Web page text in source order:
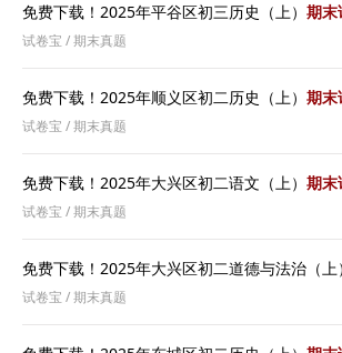
免费下载！2025年平谷区初三历史（上） 期末
试卷宝 /期末真题
免费下载！2025年顺义区初二历史（上） 期末
试卷宝 /期末真题
免费下载！2025年大兴区初二语文（上） 期末
试卷宝 /期末真题
免费下载！2025年大兴区初二道德与法治（上）
试卷宝 /期末真题